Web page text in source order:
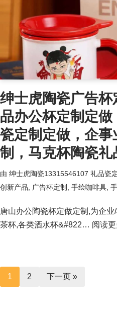
绅士虎陶瓷广告
品办公杯定制定
瓷定制定做，企
制，马克杯陶瓷礼
由 绅士虎陶瓷13315546107 礼品瓷
创新产品
广告杯定制 手绘咖啡具
唐山办公陶瓷杯定做定制,为企
茶杯,各类酒水杯&#822… 阅读
1 2 下一页 »